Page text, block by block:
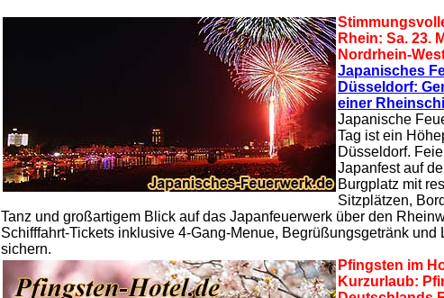
Rhein: Sa. 23.
Nordrhein-
Japanisches
Düsseldorf:
einer
Japanische
Tag ist ein
Düsseldorf.
Japanfest auf
Burgplatz mit
Sitzplätzen,
Tanz und großartigem Blick auf das Japanfeuerwerk über den
Schifffahrt-Tickets inklusive 4-Gang-Menue, Begrüßungsgetränk und
sichern.
Pfingsten im
Kurzurlaub: